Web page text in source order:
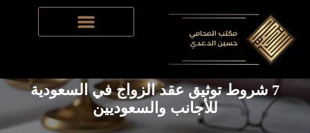
Skip
Home
- قضايا الأحوال شخصية
7 شروط توثيق عقد الزواج في
السعودية للأجانب والسعوديين
7 شروط توثيق عقد الزواج في السعودية
للأجانب والسعوديين